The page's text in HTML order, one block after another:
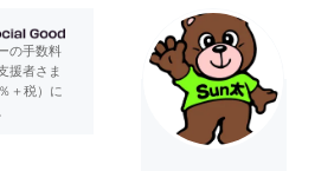
の手数料
援者さま
＋税）に